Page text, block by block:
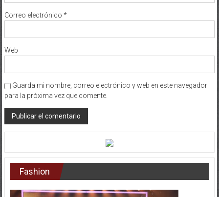
Correo electrónico *
Web
Guarda mi nombre, correo electrónico y web en este navegador
para la próxima vez que comente.
Fashion